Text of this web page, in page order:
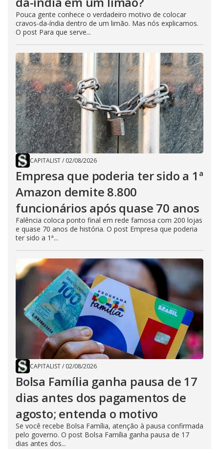
Pouca gente conhece o verdadeiro motivo de colocar
cravos-da-índia dentro de um limão. Mas nós explicamos.
O post Para que serve...
CAPITALIST/ 02/08/2026
Empresa que poderia ter sido a 1ª
Amazon demite 8.800
funcionários após quase 70 anos
Falência coloca ponto final em rede famosa com 200 lojas
e quase 70 anos de história. O post Empresa que poderia
ter sido a 1ª...
CAPITALIST/ 02/08/2026
Bolsa Família ganha pausa de 17
dias antes dos pagamentos de
agosto; entenda o motivo
Se você recebe Bolsa Família, atenção à pausa confirmada
pelo governo. O post Bolsa Família ganha pausa de 17
dias antes dos...